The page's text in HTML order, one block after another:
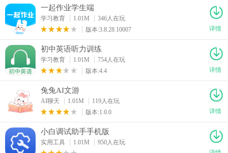
一起作业学生端
学习教育 1.01M
346人在玩
版本:3.8.28.10007
详情
初中英语听力训练
学习教育 1.01M
754人在玩
版本:4.4
详情
兔兔AI文游
AI聊天 1.01M
119人在玩
版本:1.0.0
详情
小白调试助手手机版
实用工具 1.01M
950人在玩